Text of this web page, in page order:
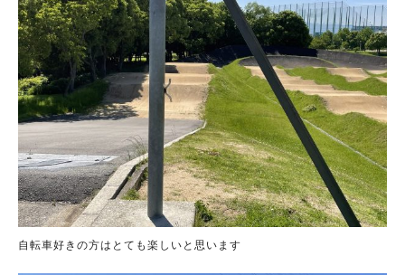
自転車好きの方はとても楽しいと思います